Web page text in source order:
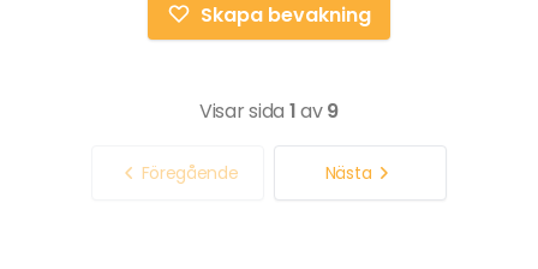
Skapa bevakning
Visar sida 1av9
Föregående Nästa